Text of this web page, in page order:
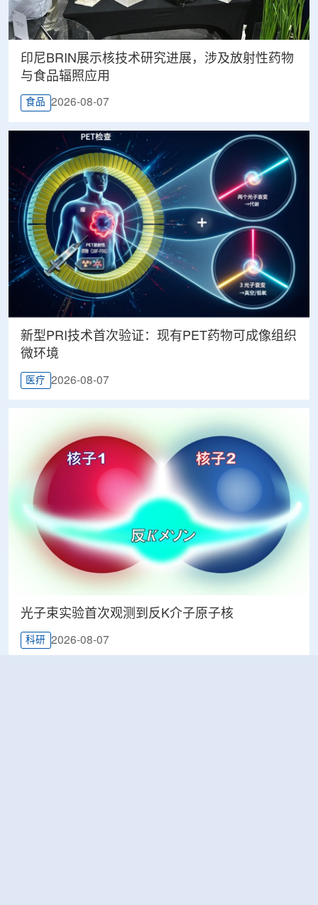
印尼BRIN展示核技术研究进展，涉及放射性药物
与食品辐照应用
食品 2026-08-07
新型PRI技术首次验证：现有PET药物可成像组织
微环境
医疗 2026-08-07
光子束实验首次观测到反K介子原子核
科研 2026-08-07